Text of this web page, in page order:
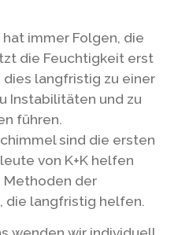
immer Folgen, die
die Feuchtigkeit erst
dies langfristig zu einer
Instabilitäten und zu
führen.
sind die ersten
von K+K helfen
Methoden der
die langfristig helfen.